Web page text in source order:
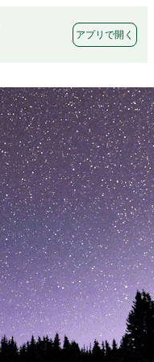
アプリで開く